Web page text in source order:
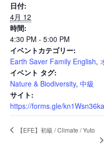
Events
Journal
Interview
Online Shop
日付:
4月 12
時間:
4:30 PM - 5:00 PM
イベントカテゴリー:
Earth Saver Family English,
イベント タグ:
Nature & Biodiversity, 中級
サイト:
https://forms.gle/
【EFE】初級 / Climate / Yuto